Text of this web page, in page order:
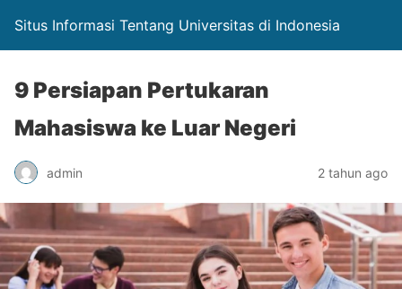
Situs Informasi Tentang Universitas di Indonesia
9 Persiapan Pertukaran
Mahasiswa ke Luar Negeri
admin 2 tahun ago